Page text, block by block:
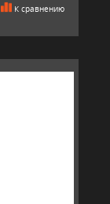
К сравнению